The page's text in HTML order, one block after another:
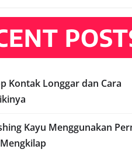
Kontak Longgar dan Cara
Kayu Menggunakan